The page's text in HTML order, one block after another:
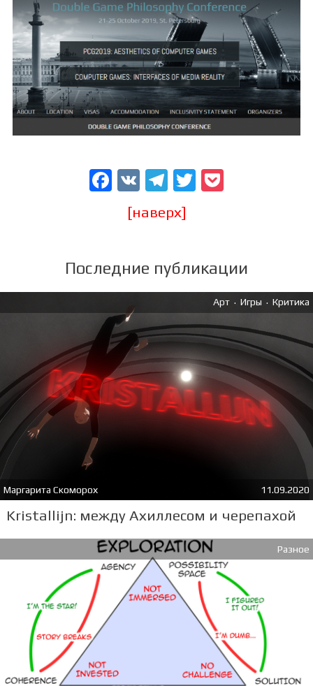
Facebook
VK Telegram
Twitter
[наверх]
Последние публикации
Арт . Игры . Критика
Маргарита Скоморох 11.09.2020
Kristallijn: между Ахиллесом и черепахой
Разное